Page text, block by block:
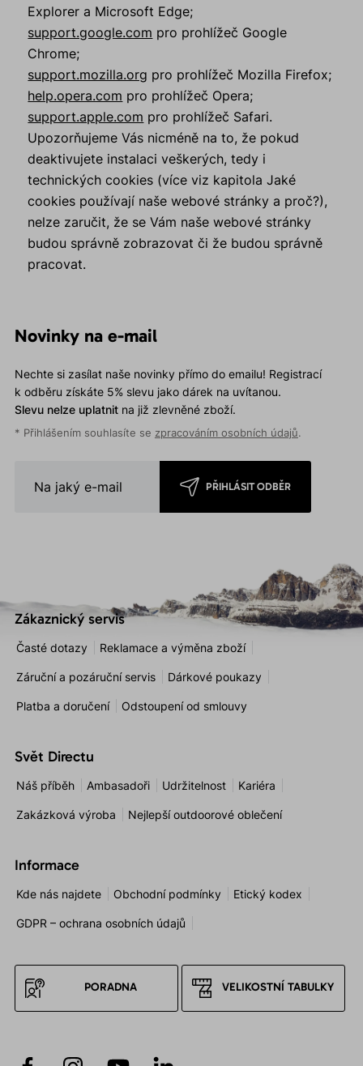
Explorer a Microsoft Edge;
support.google.com pro prohlížeč Google
Chrome;
support.mozilla.org pro prohlížeč Mozilla Firefox;
help.opera.com pro prohlížeč Opera;
support.apple.com pro prohlížeč Safari.
Upozorňujeme Vás nicméně na to, že pokud
deaktivujete instalaci veškerých, tedy i
technických cookies (více viz kapitola Jaké
cookies používají naše webové stránky a proč?),
nelze zaručit, že se Vám naše webové stránky
budou správně zobrazovat či že budou správně
pracovat.
Novinky na e-mail
Nechte si zasílat naše novinky přímo do emailu! Registrací
k odběru získáte 5% slevu jako dárek na uvítanou.
Slevu nelze uplatnitna již zlevněné zboží.
* Přihlášením souhlasíte se zpracováním osobních údajů.
PŘIHLÁSIT ODBĚR
Zákaznický servis
Časté dotazy Reklamace a výměna zboží
Záruční a pozáruční servis Dárkové poukazy
Platba a doručení Odstoupení od smlouvy
Svět Directu
Náš příběh Ambasadoři Udržitelnost Kariéra
Zakázková výroba Nejlepší outdoorové oblečení
Informace
Kde nás najdete Obchodní podmínky Etický kodex
GDPR – ochrana osobních údajů
PORADNA VELIKOSTNÍ TABULKY